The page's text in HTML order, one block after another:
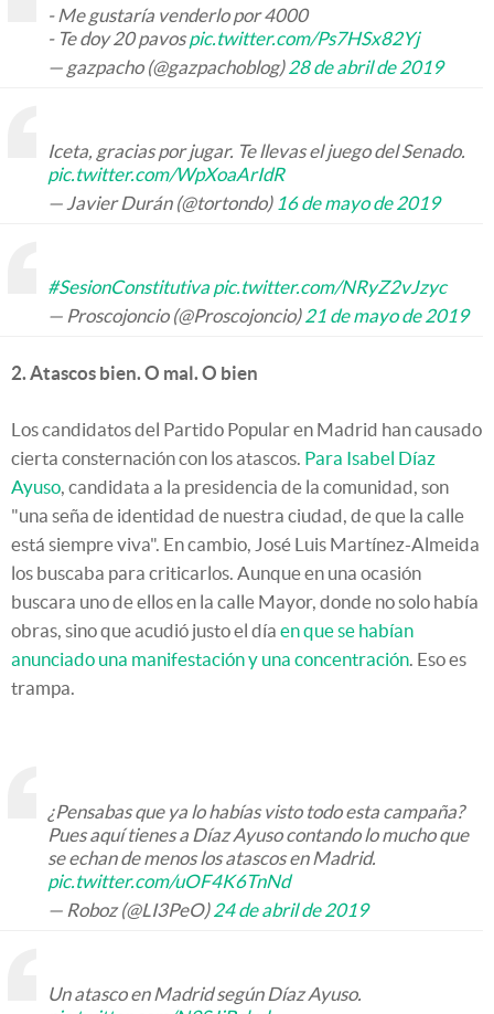
- Me gustaría venderlo por 4000
- Te doy 20 pavospic.twitter.com/Ps7HSx82Yj
— gazpacho (@gazpachoblog)28 de abril de 2019
Iceta, gracias por jugar. Te llevas el juego del Senado.
pic.twitter.com/WpXoaArIdR
— Javier Durán (@tortondo) 16 de mayo de 2019
#SesionConstitutiva pic.twitter.com/NRyZ2vJzyc
— Proscojoncio (@Proscojoncio)21 de mayo de 2019
2. Atascos bien. O mal. O bien
Los candidatos del Partido Popular en Madrid han causado
cierta consternación con los atascos. Para Isabel Díaz
Ayuso, candidata a la presidencia de la comunidad, son
"una seña de identidad de nuestra ciudad, de que la calle
está siempre viva". En cambio, José Luis Martínez-Almeida
los buscaba para criticarlos. Aunque en una ocasión
buscara uno de ellos en la calle Mayor, donde no solo había
obras, sino que acudió justo el día en que se habían
anunciado una manifestación y una concentración. Eso es
trampa.
¿Pensabas que ya lo habías visto todo esta campaña?
Pues aquí tienes a Díaz Ayuso contando lo mucho que
se echan de menos los atascos en Madrid.
pic.twitter.com/uOF4K6TnNd
— Roboz (@LI3PeO)24 de abril de 2019
Un atasco en Madrid según Díaz Ayuso.